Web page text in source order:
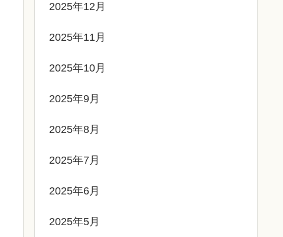
2025年12月
2025年11月
2025年10月
2025年9月
2025年8月
2025年7月
2025年6月
2025年5月